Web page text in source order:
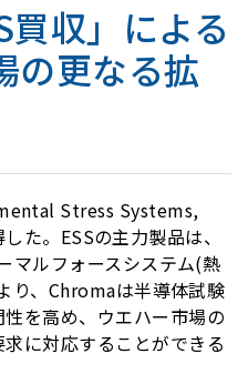
収」による
の更なる拡
Stress Systems,
た。ESSの主力製品は、
ルフォースシステム(熱
り、Chromaは半導体試験
を高め、ウエハー市場の
に対応することができる